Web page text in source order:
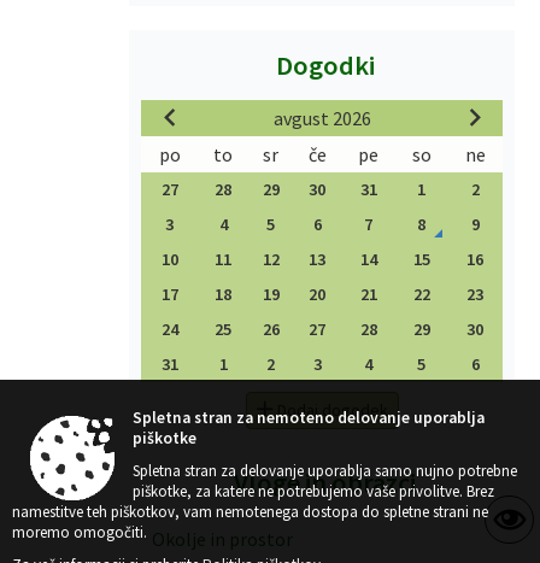
Dogodki
avgust 2026
po
to sr če pe so ne
27 28 29 30 31 1
2
3
4 5 6 7 8
9
10
11 12 13 14 15
16
17
18 19 20 21 22
23
24
25 26 27 28 29
30
31
1 2 3 4 5 6
Dodaj dogodek
Vloge in obrazci
Okolje in prostor
Spletna stran za nemoteno delovanje uporablja
piškotke
Spletna stran za delovanje uporablja samo nujno potrebne
piškotke, za katere ne potrebujemo vaše privolitve. Brez
namestitve teh piškotkov, vam nemotenega dostopa do spletne strani ne
moremo omogočiti.